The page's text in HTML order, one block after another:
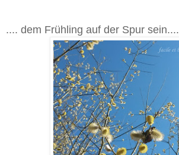
.... dem Frühling auf der Spur sein....